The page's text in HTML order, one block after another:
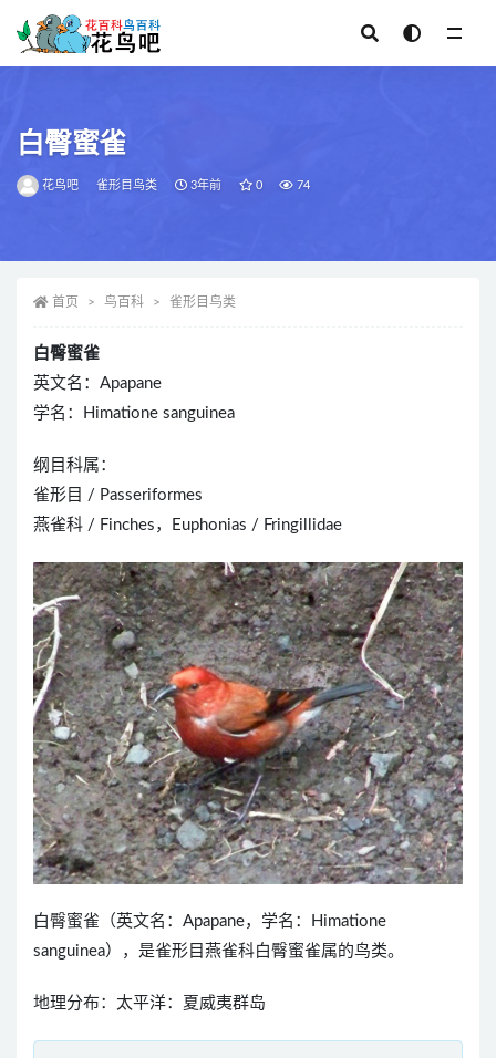
白臀蜜雀
花鸟吧 雀形目鸟类 3年前 0 74
首页 鸟百科 雀形目鸟类
白臀蜜雀
英文名：Apapane
学名：Himatione sanguinea
纲目科属：
雀形目 / Passeriformes
燕雀科 / Finches，Euphonias / Fringillidae
白臀蜜雀（英文名：Apapane，学名：Himatione
sanguinea），是雀形目燕雀科白臀蜜雀属的鸟类。
地理分布：太平洋：夏威夷群岛